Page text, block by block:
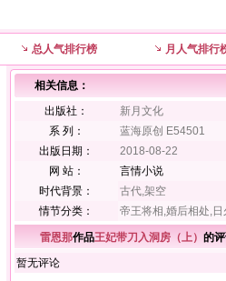
总人气排行榜 月人气排行
相关信息：
出版社：
新月文化
系 列：
蓝海原创 E54501
出版日期：
2018-08-22
网 站：
言情小说
时代背景：
古代,架空
情节分类：
帝王将相,婚后相处,
雷恩那作品王妃带刀入洞房（上） 的
暂无评论